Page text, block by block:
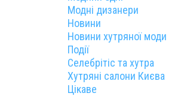
Модні дизанери
Новини
Новини хутряної моди
Події
Селебрітіс та хутра
Хутряні салони Києва
Цікаве